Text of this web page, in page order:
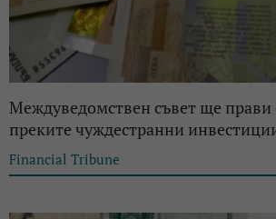
Междуведомствен съвет ще прави
преките чуждестранни
Financial Tribune